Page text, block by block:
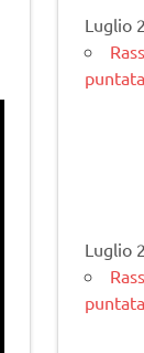
Luglio
Luglio